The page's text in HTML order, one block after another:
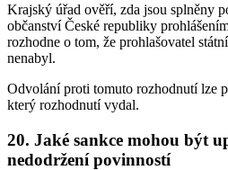
Krajský úřad ověří, zda jsou splněny
občanství České republiky
rozhodne o tom, že prohlašovatel
nenabyl.
Odvolání proti tomuto rozhodnutí lze
který rozhodnutí vydal.
20. Jaké sankce mohou být
nedodržení povinností